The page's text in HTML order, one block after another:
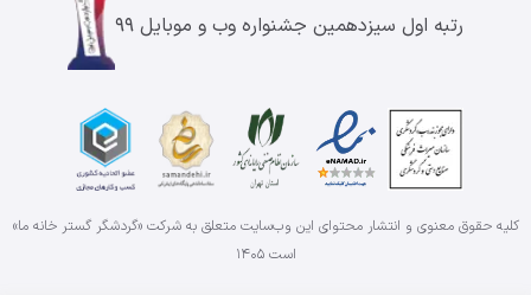
رتبه اول سیزدهمین جشنواره وب و موبایل ۹۹
کلیه حقوق معنوی و انتشار محتوای این وب‌سایت متعلق به شرکت «گردشگر گستر خانه ما»
است۱۴۰۵